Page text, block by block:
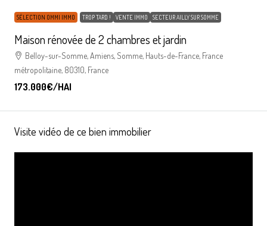
SÉLECTION OMMI IMMO TROP TARD ! VENTE IMMO SECTEUR AILLY SUR SOMME
Maison rénovée de 2 chambres et jardin
Belloy-sur-Somme, Amiens, Somme, Hauts-de-France, France
métropolitaine, 80310, France
173.000€/HAI
Visite vidéo de ce bien immobilier